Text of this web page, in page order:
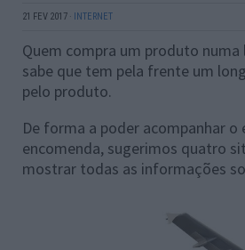
21 FEV 2017 · INTERNET
Quem compra um produto numa
sabe que tem pela frente um
pelo produto.
De forma a poder acompanhar o
encomenda, sugerimos quatro
mostrar todas as informações